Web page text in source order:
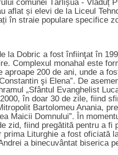
comunei Târlișua - Vlăduț
aflat și elevi de la Liceul
în straie populare specifice
la Dobric a fost înfiinţat în
Complexul monahal este
aproape 200 de ani, unde a
şi Elena”. De
„Sfântul Evanghelist
în doar 30 de zile, fiind
Bartolomeu Anania,
Maicii Domnului”. În
zid, fiind pregătită pentru a fi
Liturghie a fost oficiată
a binecuvântat biserica